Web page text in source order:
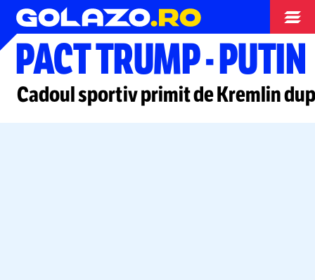
Hochei
PACT TRUMP-PUTIN
Cadoul sportiv primit de Kremlin